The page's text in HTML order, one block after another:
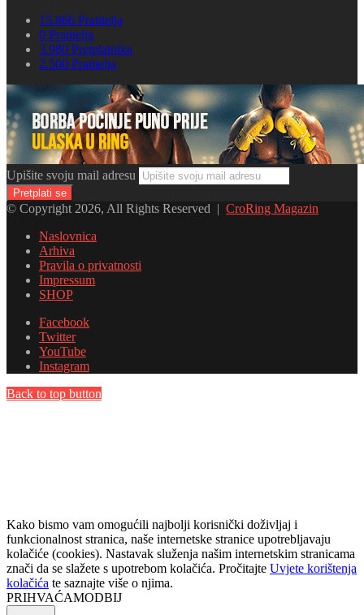
15.866 Pratitelja
0 Pratitelja
3.980 Pretplatnika
2.500 Pratitelja
Upišite svoju mail adresu
© Copyright 2026, All Rights Reserved | CroRing Magazin
Naslovnica
Arhiva
Pravila o privatnosti
Impressum
SHOP
Facebook
Twitter
YouTube
Instagram
Back to top button
Kako bismo vam omogućili najbolji korisnički doživljaj i
funkcionalnost stranica, naše internetske stranice upotrebljavaju
kolačiće (cookies). Nastavak služenja našim internetskim stranicama
znači da se slažete s upotrebom kolačića. Pročitajte Uvjete korištenja
kolačića te saznajte više o njima.
PRIHVAĆAMODBIJ